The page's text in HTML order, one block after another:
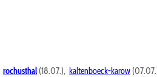
rochusthal (18.07.), kaltenboeck-karow